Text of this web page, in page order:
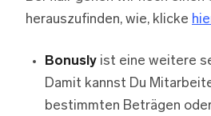
herauszufinden, wie, klicke
Bonusly ist eine weitere
Damit kannst Du
bestimmten Beträgen